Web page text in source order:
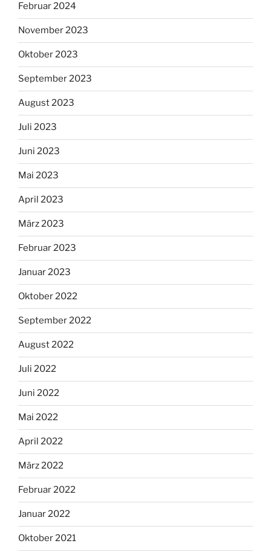
Februar 2024
November 2023
Oktober 2023
September 2023
August 2023
Juli 2023
Juni 2023
Mai 2023
April 2023
März 2023
Februar 2023
Januar 2023
Oktober 2022
September 2022
August 2022
Juli 2022
Juni 2022
Mai 2022
April 2022
März 2022
Februar 2022
Januar 2022
Oktober 2021